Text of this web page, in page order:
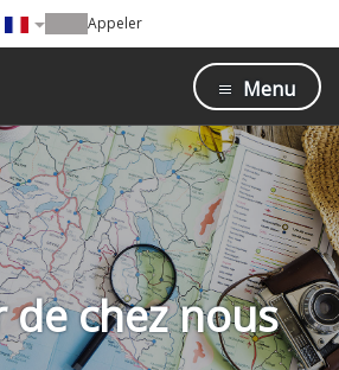
Appeler
Menu
chez nous